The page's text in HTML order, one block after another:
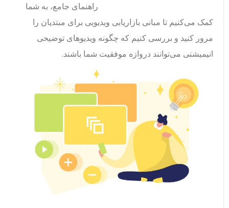
راهنمای جامع، به شما
کمک می‌کنیم تا مبانی بازاریابی ویدیویی برای مبتدیان را
مرور کنید و بررسی کنیم که چگونه ویدیوهای توضیحی
انیمیشنی می‌توانند دروازه موفقیت شما باشند.